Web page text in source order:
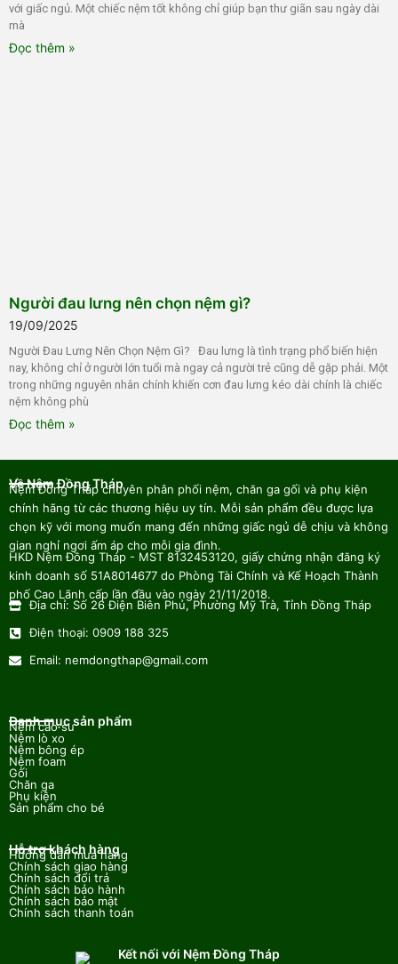
với giấc ngủ. Một chiếc nệm tốt không chỉ giúp bạn thư giãn sau ngày dài
mà
Đọc thêm »
Người đau lưng nên chọn nệm gì?
19/09/2025
Người Đau Lưng Nên Chọn Nệm Gì? Đau lưng là tình trạng phổ biến hiện
nay, không chỉ ở người lớn tuổi mà ngay cả người trẻ cũng dễ gặp phải. Một
trong những nguyên nhân chính khiến cơn đau lưng kéo dài chính là chiếc
nệm không phù
Đọc thêm »
Về Nệm Đồng Tháp
Nệm Đồng Tháp chuyên phân phối nệm, chăn ga gối và phụ kiện
chính hãng từ các thương hiệu uy tín. Mỗi sản phẩm đều được lựa
chọn kỹ với mong muốn mang đến những giấc ngủ dễ chịu và không
gian nghỉ ngơi ấm áp cho mỗi gia đình.
HKD Nệm Đồng Tháp - MST 8132453120, giấy chứng nhận đăng ký
kinh doanh số 51A8014677 do Phòng Tài Chính và Kế Hoạch Thành
phố Cao Lãnh cấp lần đầu vào ngày 21/11/2018.
Địa chỉ: Số 26 Điện Biên Phủ, Phường Mỹ Trà, Tỉnh Đồng Tháp
Điện thoại: 0909 188 325
Email: nemdongthap@gmail.com
Danh mục sản phẩm
Nệm cao su
Nệm lò xo
Nệm bông ép
Nệm foam
Gối
Chăn ga
Phụ kiện
Sản phẩm cho bé
Hỗ trợ khách hàng
Hướng dẫn mua hàng
Chính sách giao hàng
Chính sách đổi trả
Chính sách bảo hành
Chính sách bảo mật
Chính sách thanh toán
Kết nối với Nệm Đồng Tháp